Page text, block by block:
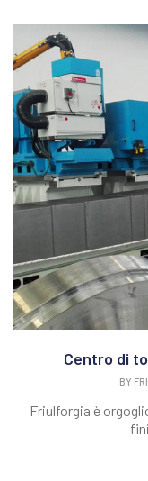
Centro di
BY
Friulforgia è